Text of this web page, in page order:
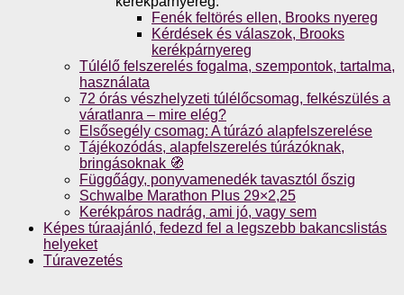
Fenék feltörés ellen, Brooks nyereg
Kérdések és válaszok, Brooks
kerékpárnyereg
Túlélő felszerelés fogalma, szempontok, tartalma,
használata
72 órás vészhelyzeti túlélőcsomag, felkészülés a
váratlanra – mire elég?
Elsősegély csomag: A túrázó alapfelszerelése
Tájékozódás, alapfelszerelés túrázóknak,
bringásoknak 🧭
Függőágy, ponyvamenedék tavasztól őszig
Schwalbe Marathon Plus 29×2,25
Kerékpáros nadrág, ami jó, vagy sem
Képes túraajánló, fedezd fel a legszebb bakancslistás
helyeket
Túravezetés